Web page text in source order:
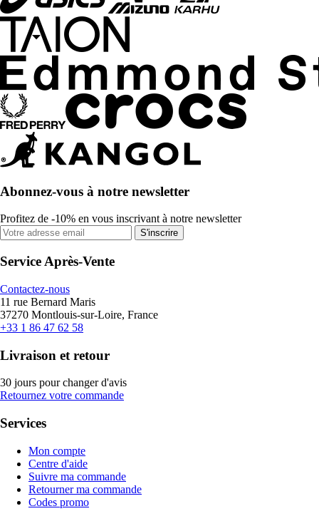
Abonnez-vous à notre newsletter
Profitez de -10% en vous inscrivant à notre newsletter
S'inscrire
Service Après-Vente
Contactez-nous
11 rue Bernard Maris
37270 Montlouis-sur-Loire, France
+33 1 86 47 62 58
Livraison et retour
30 jours pour changer d'avis
Retournez votre commande
Services
Mon compte
Centre d'aide
Suivre ma commande
Retourner ma commande
Codes promo